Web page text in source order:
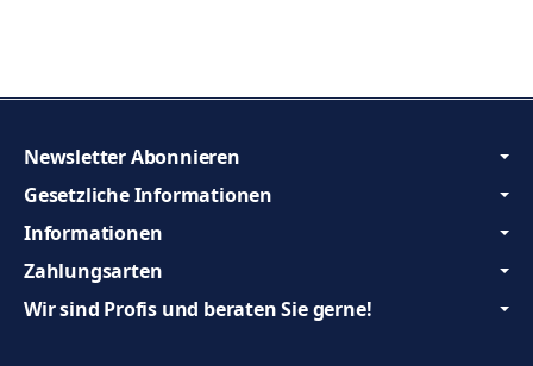
Gesetzliche Informationen
Informationen
Zahlungsarten
Wir sind Profis und beraten Sie gerne!
Newsletter Abonnieren